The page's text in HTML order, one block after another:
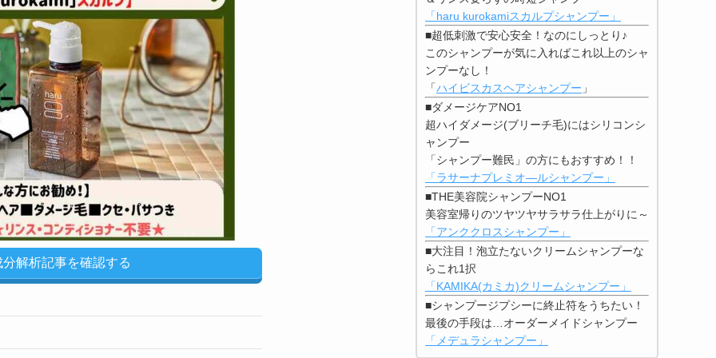
解析記事を確認する
「haru kurokamiスカルプシャンプー」
■超低刺激で安心安全！なのにしっとり♪
このシャンプーが気に入ればこれ以上のシャ
ンプーなし！
「ハイビスカスヘアシャンプー 」
■ダメージケアNO1
超ハイダメージ(ブリーチ毛)にはシリコンシ
ャンプー
「シャンプー難民」の方にもおすすめ！！
「ラサーナプレミオ―ルシャンプー」
■THE美容院シャンプーNO1
美容室帰りのツヤツヤサラサラ仕上がりに～
「アンククロスシャンプー」
■大注目！泡立たないクリームシャンプーな
らこれ1択
「KAMIKA(カミカ)クリームシャンプー」
■シャンプージプシーに終止符をうちたい！
最後の手段は…オーダーメイドシャンプー
「メデュラシャンプー」